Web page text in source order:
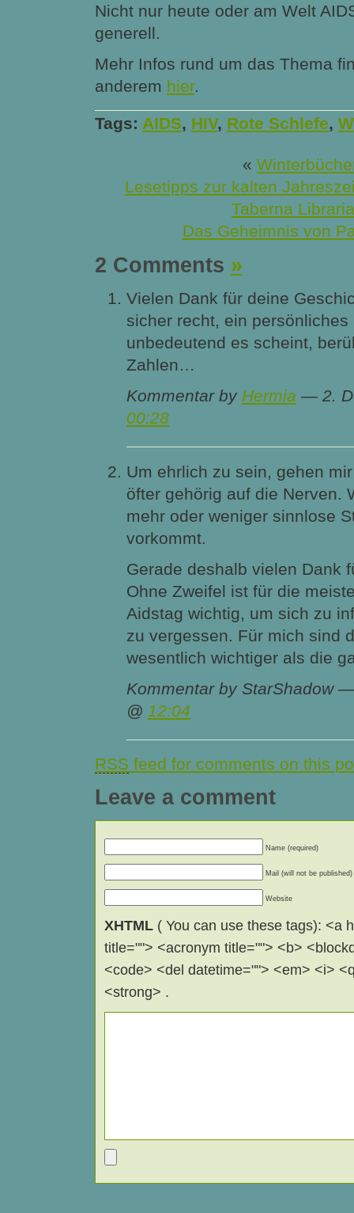
Nicht nur heute oder am Welt
generell.
Mehr Infos rund um das Thema
anderem hier.
Tags: AIDS, HIV, Rote Schlefe,
«
Lesetipps zur kalten
Taberna
Das Geheimnis von
2 Comments »
Vielen Dank für deine
sicher recht, ein
unbedeutend es scheint,
Zahlen…
Kommentar by Hermia — 2.
00:28
Um ehrlich zu sein, gehen
öfter gehörig auf die Nerven.
mehr oder weniger sinnlose
vorkommt.
Gerade deshalb vielen Dank
Ohne Zweifel ist für die
Aidstag wichtig, um sich zu
zu vergessen. Für mich sind
wesentlich wichtiger als die
Kommentar by StarShadow
@ 12:04
RSS feed for comments on this
Leave a comment
Name (required)
Mail (will not be published)
Website
XHTML ( You can use these tags): <a
title=""> <acronym title=""> <b>
<code> <del datetime=""> <em> <i>
<strong> .